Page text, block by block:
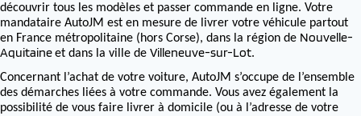
découvrir tous les modèles et passer commande en ligne. Votre
mandataire AutoJM est en mesure de livrer votre véhicule partout
en France métropolitaine (hors Corse), dans la région de Nouvelle-
Aquitaineet dans la ville de Villeneuve-sur-Lot.
Concernant l’achat de votre voiture, AutoJM s’occupe de l’ensemble
des démarches liées à votre commande. Vous avez également la
possibilité de vous faire livrer à domicile (ou à l’adresse de votre